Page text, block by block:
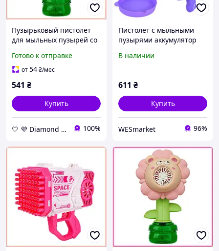
Пузырьковый пистолет
для мыльных пузырей со
розовая игрушка с
зарядкой USB, 28 см
Готово к отправке
от54₴/мес
541 ₴
Купить
🤍 💜 Diamond 🤍 💜 100%
Пистолет с мыльными
пузырями аккумулятор
коробке 25,5х14х24,8 см
В наличии
611 ₴
Купить
WESmarket 96%